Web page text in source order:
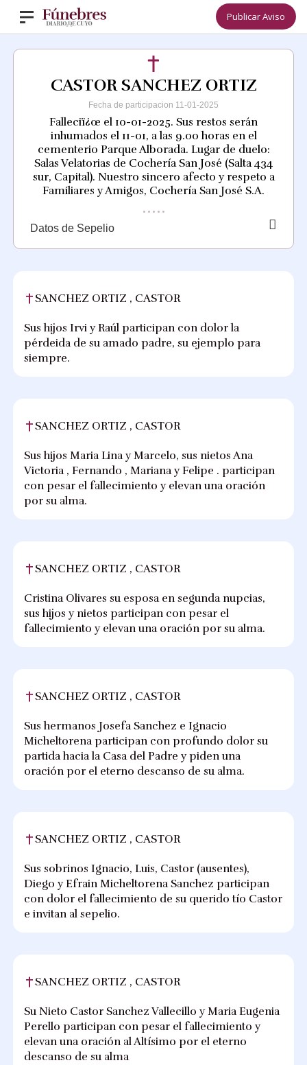
Publicar Aviso
CASTOR SANCHEZ ORTIZ
Fecha de participacion 11-01-2025
Falleciï¿œ el 10-01-2025. Sus restos serán
inhumados el 11-01, a las 9.00 horas en el
cementerio Parque Alborada. Lugar de duelo:
Salas Velatorias de Cochería San José (Salta 434
sur, Capital). Nuestro sincero afecto y respeto a
Familiares y Amigos, Cochería San José S.A.
Datos de Sepelio
SANCHEZ ORTIZ , CASTOR
Sus hijos Irvi y Raúl participan con dolor la
pérdeida de su amado padre, su ejemplo para
siempre.
SANCHEZ ORTIZ , CASTOR
Sus hijos Maria Lina y Marcelo, sus nietos Ana
Victoria , Fernando , Mariana y Felipe . participan
con pesar el fallecimiento y elevan una oración
por su alma.
SANCHEZ ORTIZ , CASTOR
Cristina Olivares su esposa en segunda nupcias,
sus hijos y nietos participan con pesar el
fallecimiento y elevan una oración por su alma.
SANCHEZ ORTIZ , CASTOR
Sus hermanos Josefa Sanchez e Ignacio
Micheltorena participan con profundo dolor su
partida hacia la Casa del Padre y piden una
oración por el eterno descanso de su alma.
SANCHEZ ORTIZ , CASTOR
Sus sobrinos Ignacio, Luis, Castor (ausentes),
Diego y Efrain Micheltorena Sanchez participan
con dolor el fallecimiento de su querido tío Castor
e invitan al sepelio.
SANCHEZ ORTIZ , CASTOR
Su Nieto Castor Sanchez Vallecillo y Maria Eugenia
Perello participan con pesar el fallecimiento y
elevan una oración al Altísimo por el eterno
descanso de su alma